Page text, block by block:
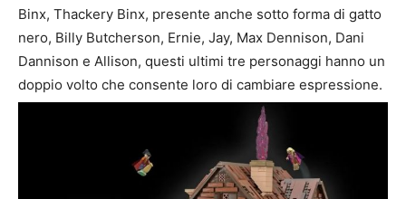
Binx, Thackery Binx, presente anche sotto forma di gatto
nero, Billy Butcherson, Ernie, Jay, Max Dennison, Dani
Dannison e Allison, questi ultimi tre personaggi hanno un
doppio volto che consente loro di cambiare espressione.